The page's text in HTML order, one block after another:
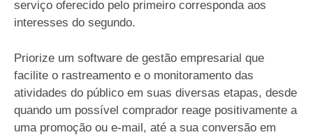
serviço oferecido pelo primeiro corresponda aos
interesses do segundo.
Priorize um software de gestão empresarial que
facilite o rastreamento e o monitoramento das
atividades do público em suas diversas etapas, desde
quando um possível comprador reage positivamente a
uma promoção ou e-mail, até a sua conversão em